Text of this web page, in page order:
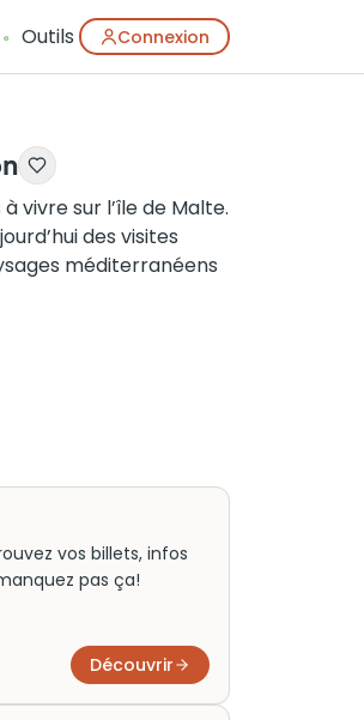
Outils Connexion
vivre sur l’île de Malte.
des visites
méditerranéens
vos billets, infos
pas ça!
Découvrir